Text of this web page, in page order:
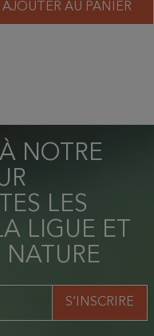
AJOUTER AU PANIER
NOTRE
LES
LIGUE ET